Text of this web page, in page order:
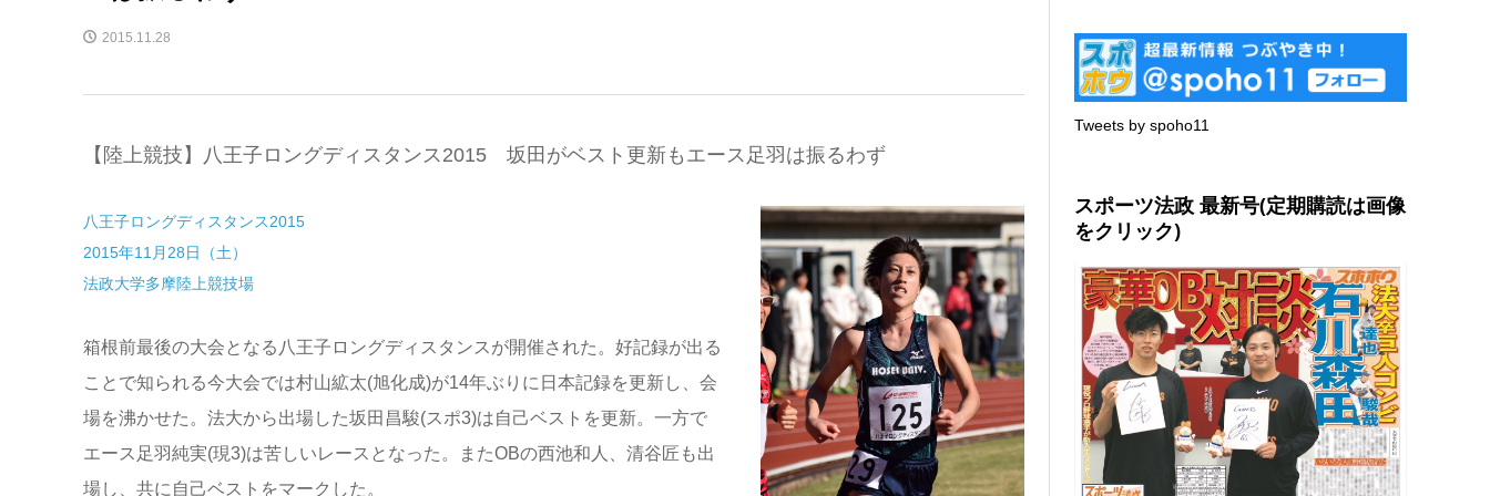
2015.11.28
【陸上競技】八王子ロングディスタンス2015 坂田がベスト更新もエース足羽は振るわず
八王子ロングディスタンス2015
2015年11月28日（土）
法政大学多摩陸上競技場
箱根前最後の大会となる八王子ロングディスタンスが開催された。好記録が出る
ことで知られる今大会では村山絋太(旭化成)が14年ぶりに日本記録を更新し、会
場を沸かせた。法大から出場した坂田昌駿(スポ3)は自己ベストを更新。一方で
エース足羽純実(現3)は苦しいレースとなった。またOBの西池和人、清谷匠も出
場し、共に自己ベストをマークした。
Tweets by spoho11
スポーツ法政 最新号(定期購読は画像
をクリック)